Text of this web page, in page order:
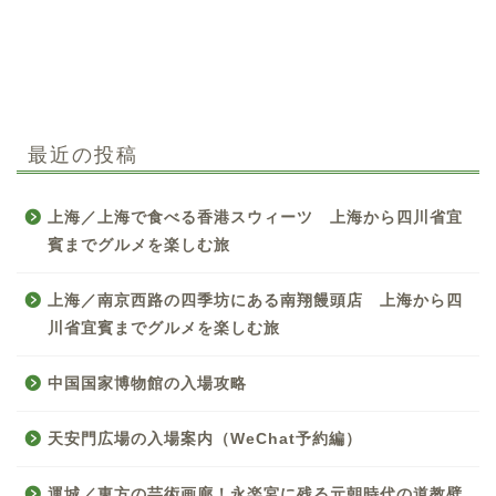
最近の投稿
上海／上海で食べる香港スウィーツ 上海から四川省宜
賓までグルメを楽しむ旅
上海／南京西路の四季坊にある南翔饅頭店 上海から四
川省宜賓までグルメを楽しむ旅
中国国家博物館の入場攻略
天安門広場の入場案内（WeChat予約編）